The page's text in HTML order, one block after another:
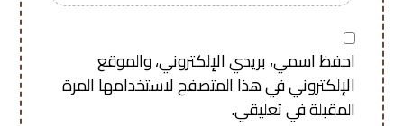
احفظ اسمي، بريدي الإلكتروني، والموقع
الإلكتروني في هذا المتصفح لاستخدامها المرة
المقبلة في تعليقي.